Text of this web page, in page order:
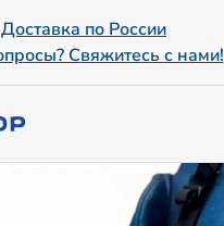
Доставка по России
Свяжитесь с нами!